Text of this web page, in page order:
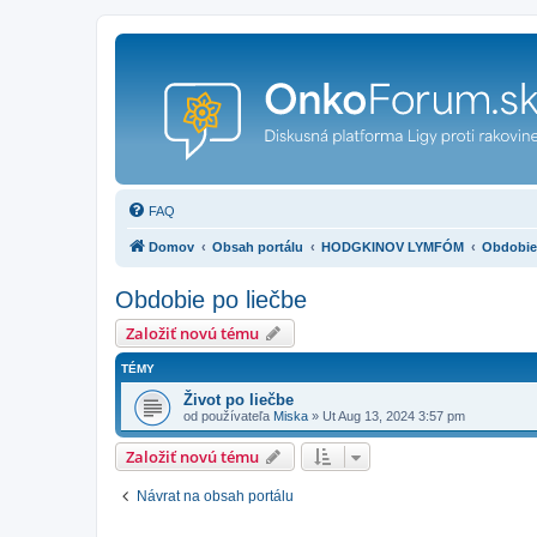
FAQ
Domov Obsah portálu HODGKINOV LYMFÓM
Obdobie po liečbe
Založiť novú tému
TÉMY
Život po liečbe
od používateľa Miska » Ut Aug 13, 2024 3:57 pm
Založiť novú tému
Návrat na obsah portálu